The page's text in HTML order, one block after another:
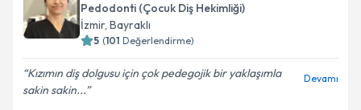
Pedodonti (Çocuk Diş Hekimliği)
İzmir, Bayraklı
5 (101 Değerlendirme)
Kızımın diş dolgusu için çok pedegojik bir yaklaşımla
sakin sakin...
Devamı